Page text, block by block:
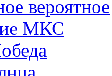
вероятное
МКС